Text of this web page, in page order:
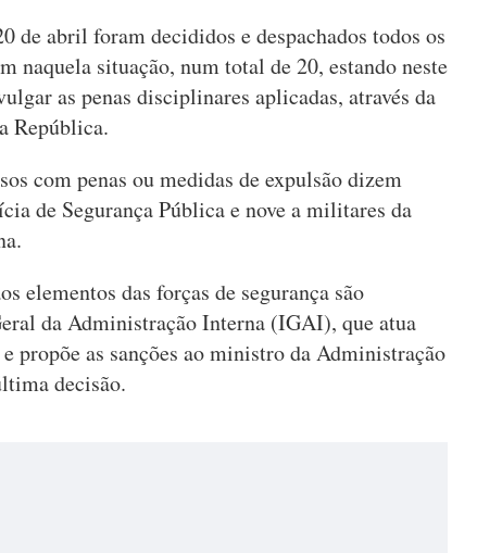
de abril foram decididos e despachados todos os
naquela situação, num total de 20, estando neste
as penas disciplinares aplicadas, através da
República.
com penas ou medidas de expulsão dizem
de Segurança Pública e nove a militares da
elementos das forças de segurança são
da Administração Interna (IGAI), que atua
propõe as sanções ao ministro da Administração
decisão.